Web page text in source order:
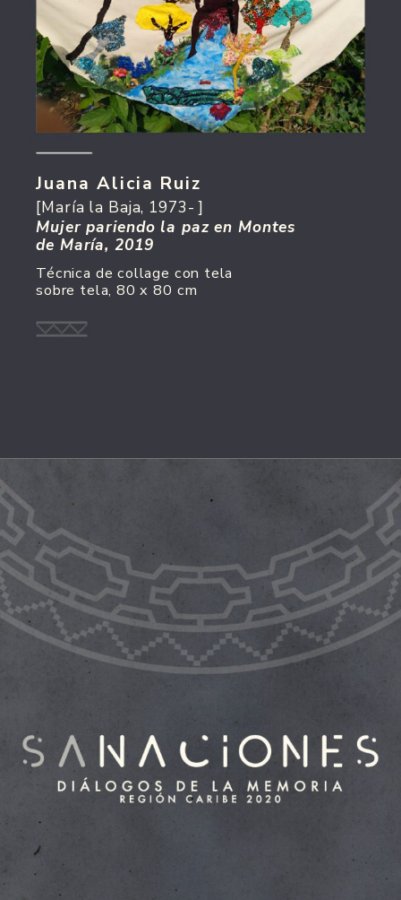
Juana Alicia Ruiz
[María la Baja, 1973- ]
Mujer pariendo la paz en Montes
de María, 2019
Técnica de collage con tela
sobre tela, 80 x 80 cm